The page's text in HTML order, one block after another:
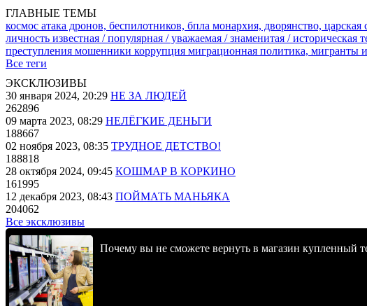
ГЛАВНЫЕ ТЕМЫ
космос атака дронов, беспилотников, бпла монархия, дворянство, царская
личность известная / популярная / уважаемая / знаменитая / историческая
преступления мошенники коррупция миграционная политика, мигранты
Все теги
ЭКСКЛЮЗИВЫ
30 января 2024, 20:29 НЕ ЗА ЛЮДЕЙ
262896
09 марта 2023, 08:29 НЕЛЁГКИЕ ДЕНЬГИ
188667
02 ноября 2023, 08:35 ТРУДНОЕ ДЕТСТВО!
188818
28 октября 2024, 09:45 КОШМАР В КОРКИНО
161995
12 декабря 2023, 08:43 ПОЙМАТЬ МАНЬЯКА
204062
Все эксклюзивы
Почему вы не сможете вернуть в магазин купленный